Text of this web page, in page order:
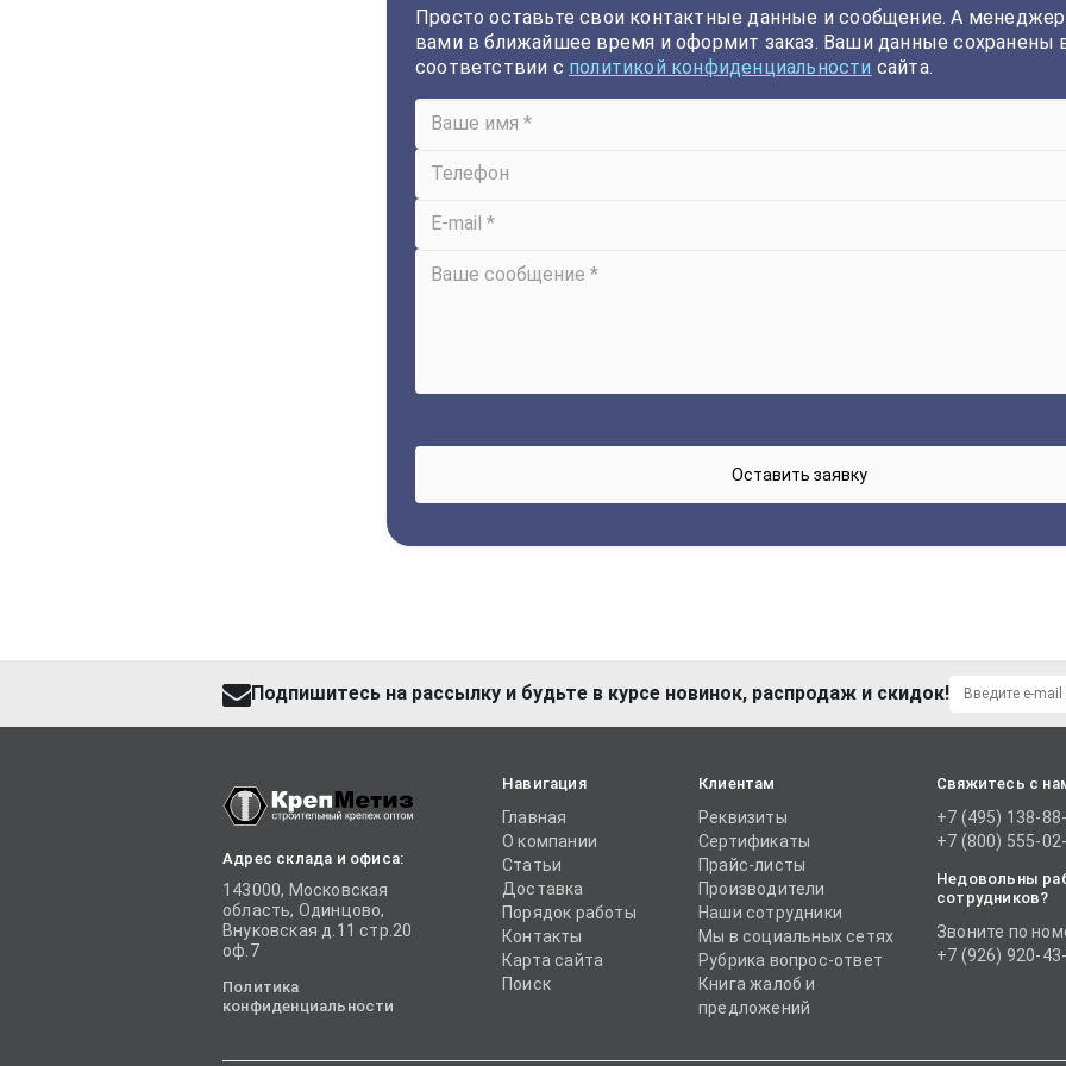
Просто оставьте свои контактные данные и сообщение. А
вами в ближайшее время и оформит заказ. Ваши данные сохранены
соответствии с политикой конфиденциальности сайта.
Подпишитесь на рассылку и будьте в курсе новинок, распродаж и скидок!
Адрес склада и офиса:
143000, Московская
область, Одинцово,
Внуковская д.11 стр.20
оф.7
Политика
конфиденциальности
Навигация
Главная
О компании
Статьи
Доставка
Порядок работы
Контакты
Карта сайта
Поиск
Клиентам
Реквизиты
Сертификаты
Прайс-листы
Производители
Наши сотрудники
Мы в социальных сетях
Рубрика вопрос-ответ
Книга жалоб и
предложений
Свяжитесь с
+7 (495) 138-
+7 (800) 555-
Недовольны
сотрудников?
Звоните по
+7 (926) 920-